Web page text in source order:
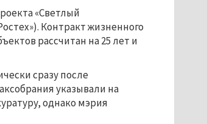
«Светлый
Контракт жизненного
рассчитан на 25 лет и
сразу после
указывали на
однако мэрия